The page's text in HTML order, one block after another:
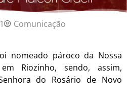
Comunicação
nomeado pároco da Nossa
Riozinho, sendo, assim,
do Rosário de Novo